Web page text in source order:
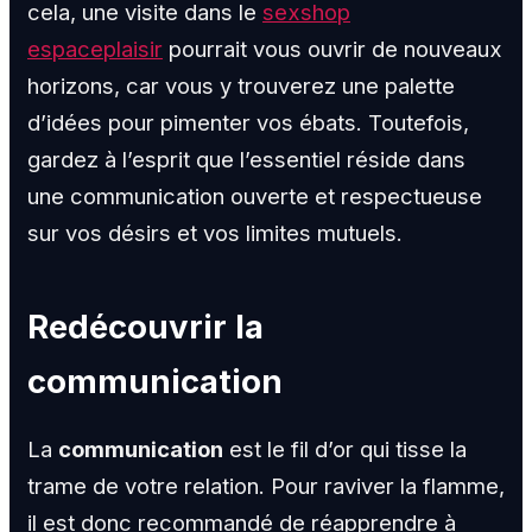
cela, une visite dans le sexshop
espaceplaisir pourrait vous ouvrir de nouveaux
horizons, car vous y trouverez une palette
d’idées pour pimenter vos ébats. Toutefois,
gardez à l’esprit que l’essentiel réside dans
une communication ouverte et respectueuse
sur vos désirs et vos limites mutuels.
Redécouvrir la
communication
La communication est le fil d’or qui tisse la
trame de votre relation. Pour raviver la flamme,
il est donc recommandé de réapprendre à